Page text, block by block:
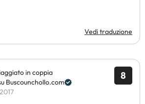
Vedi traduzione
8
in coppia
Buscounchollo.com